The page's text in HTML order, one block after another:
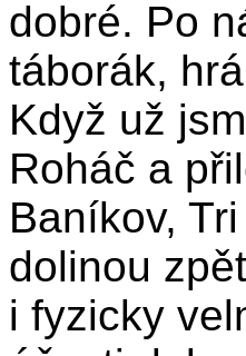
dobré. Po
táborák,
Když už
Roháč a
Baníkov,
dolinou
i fyzicky